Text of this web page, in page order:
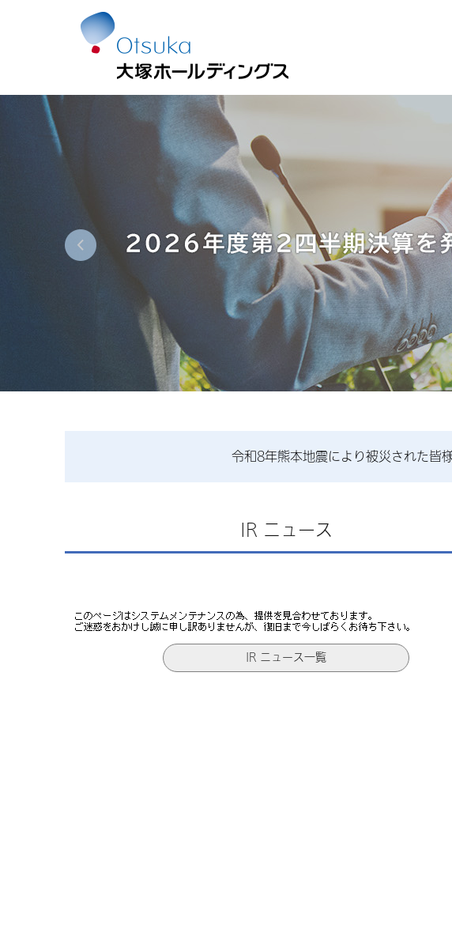
2026年度第１四半期決算を発表しました
令和8年熊本地震により被災された皆
IR ニュース
IR ニュース一覧